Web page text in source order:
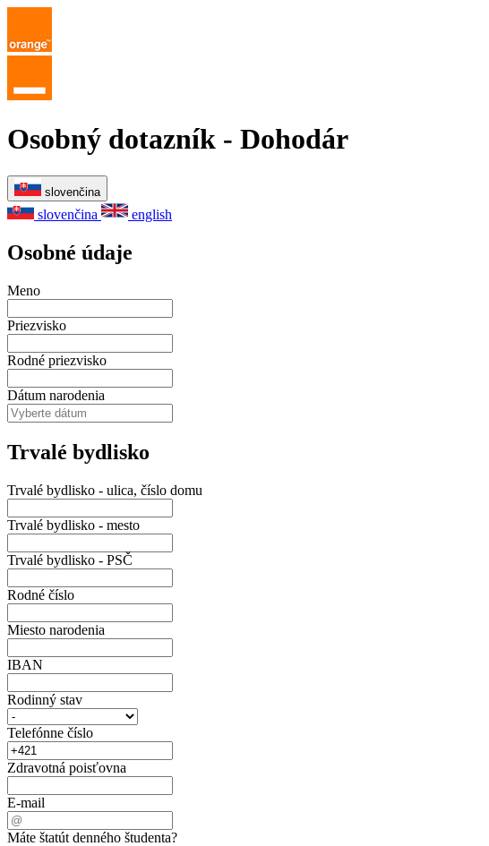
Osobný dotazník - Dohodár
slovenčina
slovenčina english
Osobné údaje
Meno
Priezvisko
Rodné priezvisko
Dátum narodenia
Trvalé bydlisko
Trvalé bydlisko - ulica, číslo domu
Trvalé bydlisko - mesto
Trvalé bydlisko - PSČ
Rodné číslo
Miesto narodenia
IBAN
Rodinný stav
Telefónne číslo
Zdravotná poisťovna
E-mail
Máte štatút denného študenta?